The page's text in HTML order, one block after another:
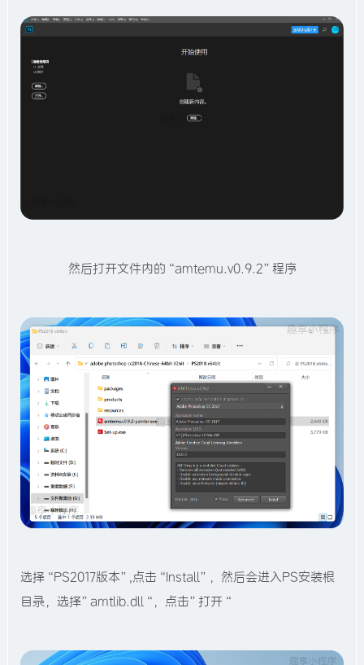
然后打开文件内的“amtemu.v0.9.2”程序
选择“PS2017版本”,点击“Install”，然后会进入PS安装根
目录，选择”amtlib.dll“，点击”打开“